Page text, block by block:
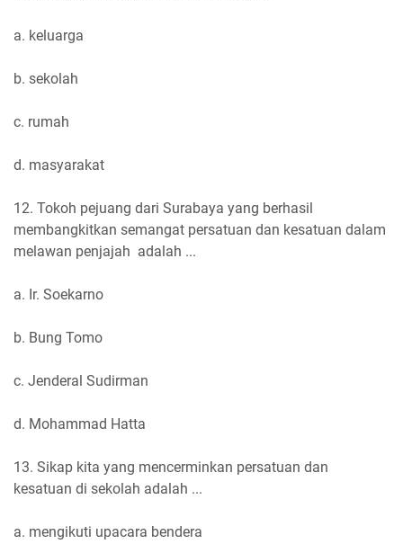
a. keluarga
b. sekolah
c. rumah
d. masyarakat
12. Tokoh pejuang dari Surabaya yang berhasil
membangkitkan semangat persatuan dan kesatuan dalam
melawan penjajah adalah ...
a. Ir. Soekarno
b. Bung Tomo
c. Jenderal Sudirman
d. Mohammad Hatta
13. Sikap kita yang mencerminkan persatuan dan
kesatuan di sekolah adalah ...
a. mengikuti upacara bendera